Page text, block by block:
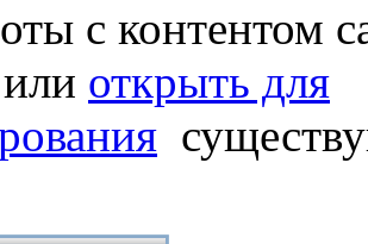
с контентом
или открыть для